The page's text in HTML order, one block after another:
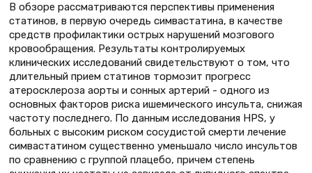
В обзоре рассматриваются перспективы применения
статинов, в первую очередь симвастатина, в качестве
средств профилактики острых нарушений мозгового
кровообращения. Результаты контролируемых
клинических исследований свидетельствуют о том, что
длительный прием статинов тормозит прогресс
атеросклероза аорты и сонных артерий - одного из
основных факторов риска ишемического инсульта, снижая
частоту последнего. По данным исследования HPS, у
больных с высоким риском сосудистой смерти лечение
симвастатином существенно уменьшало число инсультов
по сравнению с группой плацебо, причем степень